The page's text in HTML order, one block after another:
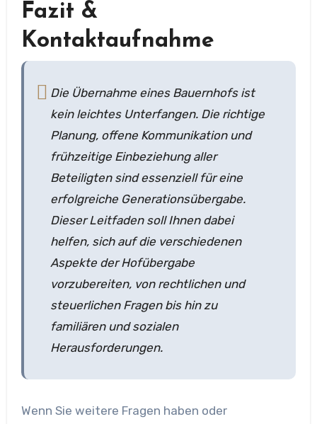
Fazit &
Kontaktaufnahme
Die Übernahme eines Bauernhofs ist
kein leichtes Unterfangen. Die richtige
Planung, offene Kommunikation und
frühzeitige Einbeziehung aller
Beteiligten sind essenziell für eine
erfolgreiche Generationsübergabe.
Dieser Leitfaden soll Ihnen dabei
helfen, sich auf die verschiedenen
Aspekte der Hofübergabe
vorzubereiten, von rechtlichen und
steuerlichen Fragen bis hin zu
familiären und sozialen
Herausforderungen.
Wenn Sie weitere Fragen haben oder